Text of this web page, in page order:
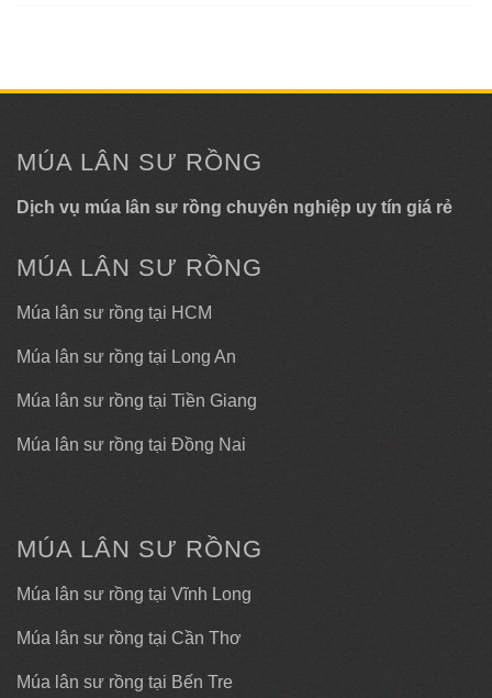
MÚA LÂN SƯ RỒNG
Dịch vụ múa lân sư rồng chuyên nghiệp uy tín giá rẻ
MÚA LÂN SƯ RỒNG
Múa lân sư rồng tại HCM
Múa lân sư rồng tại Long An
Múa lân sư rồng tại Tiền Giang
Múa lân sư rồng tại Đồng Nai
MÚA LÂN SƯ RỒNG
Múa lân sư rồng tại Vĩnh Long
Múa lân sư rồng tại Cần Thơ
Múa lân sư rồng tại Bến Tre